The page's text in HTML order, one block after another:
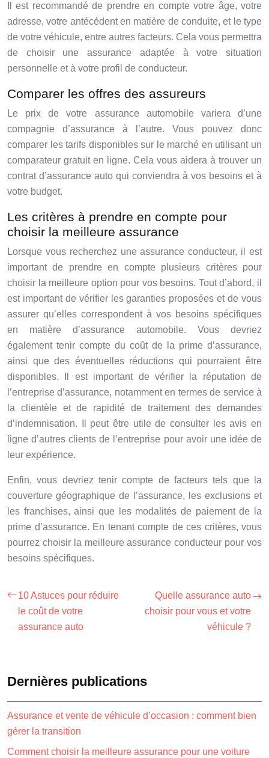
Il est recommandé de prendre en compte votre âge, votre
adresse, votre antécédent en matière de conduite, et le type
de votre véhicule, entre autres facteurs. Cela vous permettra
de choisir une assurance adaptée à votre situation
personnelle et à votre profil de conducteur.
Comparer les offres des assureurs
Le prix de votre assurance automobile variera d’une
compagnie d’assurance à l’autre. Vous pouvez donc
comparer les tarifs disponibles sur le marché en utilisant un
comparateur gratuit en ligne. Cela vous aidera à trouver un
contrat d’assurance auto qui conviendra à vos besoins et à
votre budget.
Les critères à prendre en compte pour
choisir la meilleure assurance
Lorsque vous recherchez une assurance conducteur, il est
important de prendre en compte plusieurs critères pour
choisir la meilleure option pour vos besoins. Tout d’abord, il
est important de vérifier les garanties proposées et de vous
assurer qu’elles correspondent à vos besoins spécifiques
en matière d’assurance automobile. Vous devriez
également tenir compte du coût de la prime d’assurance,
ainsi que des éventuelles réductions qui pourraient être
disponibles. Il est important de vérifier la réputation de
l’entreprise d’assurance, notamment en termes de service à
la clientèle et de rapidité de traitement des demandes
d’indemnisation. Il peut être utile de consulter les avis en
ligne d’autres clients de l’entreprise pour avoir une idée de
leur expérience.
Enfin, vous devriez tenir compte de facteurs tels que la
couverture géographique de l’assurance, les exclusions et
les franchises, ainsi que les modalités de paiement de la
prime d’assurance. En tenant compte de ces critères, vous
pourrez choisir la meilleure assurance conducteur pour vos
besoins spécifiques.
10 Astuces pour réduire
le coût de votre
assurance auto
Quelle assurance auto
choisir pour vous et votre
véhicule ?
Dernières publications
Assurance et vente de véhicule d’occasion : comment bien
gérer la transition
Comment choisir la meilleure assurance pour une voiture